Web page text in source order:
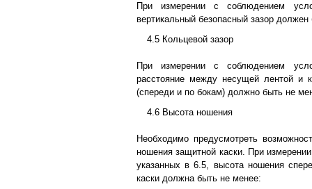
При измерении с соблюдением
вертикальный безопасный зазор
4.5 Кольцевой зазор
При измерении с соблюдением
расстояние между несущей лентой и
(спереди и по бокам) должно быть не
4.6 Высота ношения
Необходимо предусмотреть
ношения защитной каски. При
указанных в 6.5, высота ношения
каски должна быть не менее: